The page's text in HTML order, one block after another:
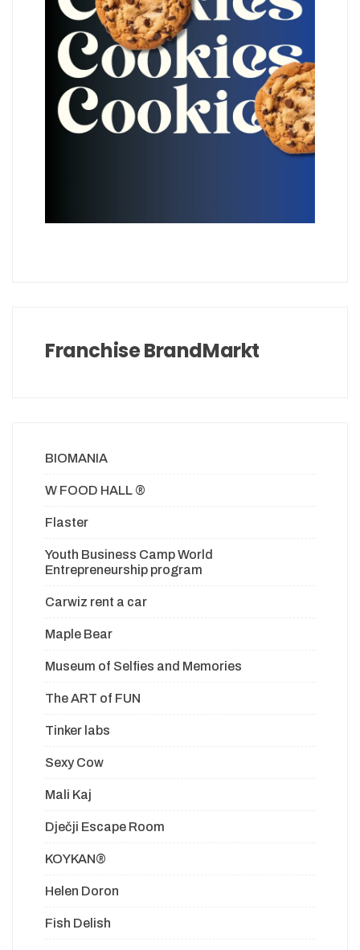
Franchise BrandMarkt
BIOMANIA
W FOOD HALL ®
Flaster
Youth Business Camp World
Entrepreneurship program
Carwiz rent a car
Maple Bear
Museum of Selfies and Memories
The ART of FUN
Tinker labs
Sexy Cow
Mali Kaj
Dječji Escape Room
KOYKAN®
Helen Doron
Fish Delish